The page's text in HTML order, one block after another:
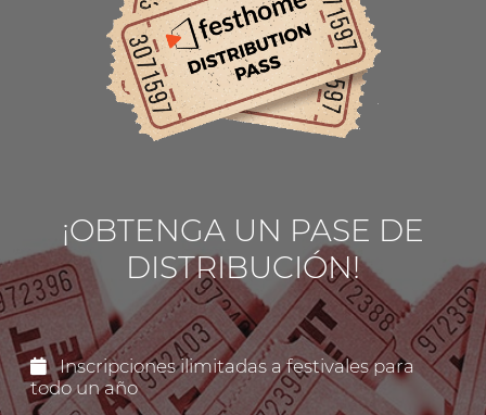
¡OBTENGA UN PASE DE
DISTRIBUCIÓN!
Inscripciones ilimitadas a festivales para
todo un año